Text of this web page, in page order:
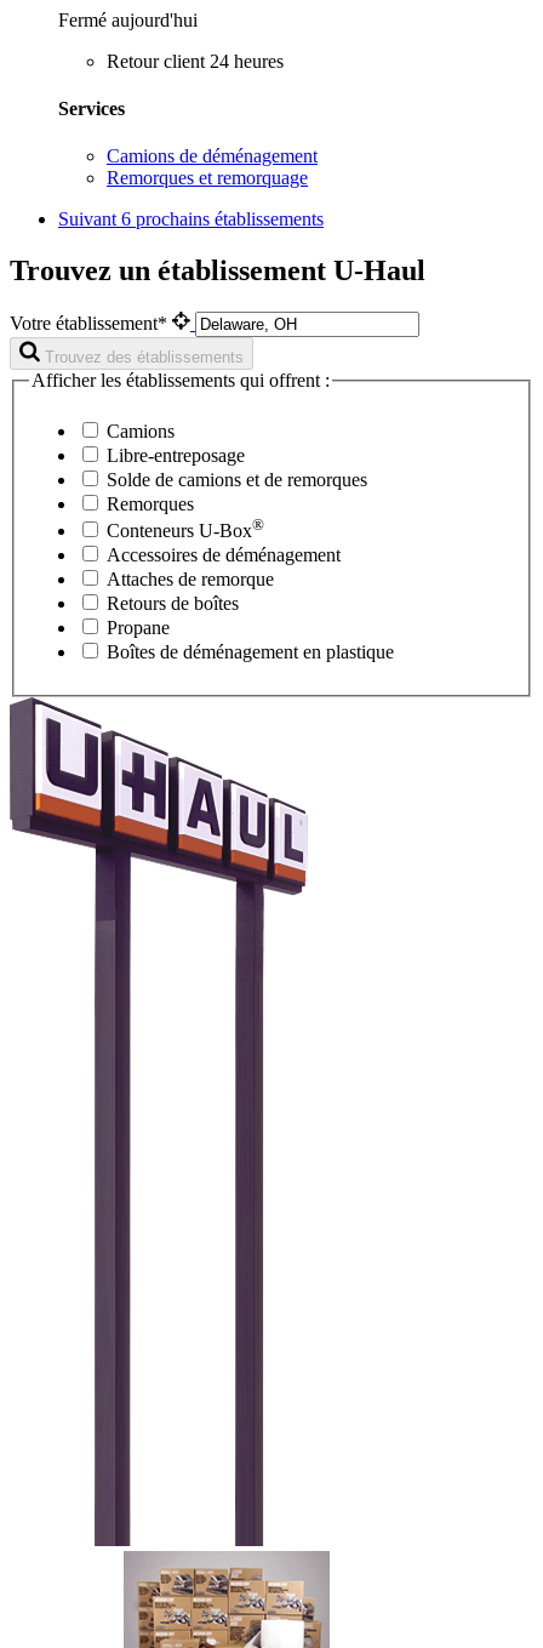
Fermé aujourd'hui
Retour client 24 heures
Services
Camions de déménagement
Remorques et remorquage
Suivant 6 prochains établissements
Trouvez un établissement U-Haul
Votre établissement*
Trouvez des établissements
Afficher les établissements qui offrent :
Camions
Libre-entreposage
Solde de camions et de remorques
Remorques
Conteneurs U-Box®
Accessoires de déménagement
Attaches de remorque
Retours de boîtes
Propane
Boîtes de déménagement en plastique